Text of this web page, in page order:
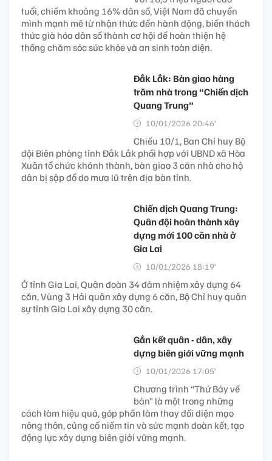
tuổi, chiếm khoảng 16% dân số, Việt Nam đã chuyển
mình mạnh mẽ từ nhận thức đến hành động, biến thách
thức già hóa dân số thành cơ hội để hoàn thiện hệ
thống chăm sóc sức khỏe và an sinh toàn diện.
Đắk Lắk: Bàn giao hàng
trăm nhà trong “Chiến dịch
Quang Trung”
10/01/2026 20:46’
Chiều 10/1, Ban Chỉ huy Bộ
đội Biên phòng tỉnh Đắk Lắk phối hợp với UBND xã Hòa
Xuân tổ chức khánh thành, bàn giao 3 căn nhà cho hộ
dân bị sập đổ do mưa lũ trên địa bàn tỉnh.
Chiến dịch Quang Trung:
Quân đội hoàn thành xây
dựng mới 100 căn nhà ở
Gia Lai
10/01/2026 18:19’
Ở tỉnh Gia Lai, Quân đoàn 34 đảm nhiệm xây dựng 64
căn, Vùng 3 Hải quân xây dựng 6 căn, Bộ Chỉ huy quân
sự tỉnh Gia Lai xây dựng 30 căn.
Gắn kết quân - dân, xây
dựng biên giới vững mạnh
10/01/2026 17:05’
Chương trình “Thứ Bảy về
bản” là một trong những
cách làm hiệu quả, góp phần làm thay đổi diện mạo
nông thôn, củng cố niềm tin và sức mạnh đoàn kết, tạo
động lực xây dựng biên giới vững mạnh.